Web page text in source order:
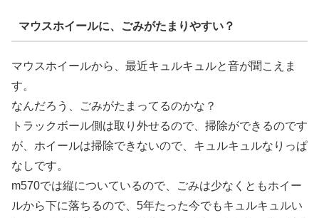
マウスホイールに、ごみがたまりやすい？
マウスホイールから、最近キュルキュルと音が聞こえま
す。
なんだろう、ごみがたまってるのかな？
トラックボール側は取り外せるので、掃除ができるのです
が、ホイールは掃除できないので、キュルキュルなりっぱ
なしです。
m570では縦についているので、ごみは少なくともホイー
ルから下に落ちるので、5年たった今でもキュルキュルい